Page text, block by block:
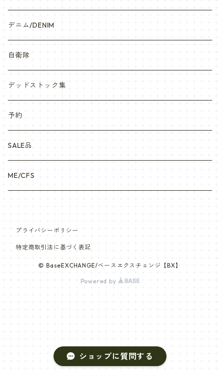
ショップに質問する
デニム/DENIM
自衛隊
デッドストック集
予約
SALE品
ME/CFS
プライバシーポリシー
特定商取引法に基づく表記
© BaseEXCHANGE/ベースエクスチェンジ【BX】
Powered by